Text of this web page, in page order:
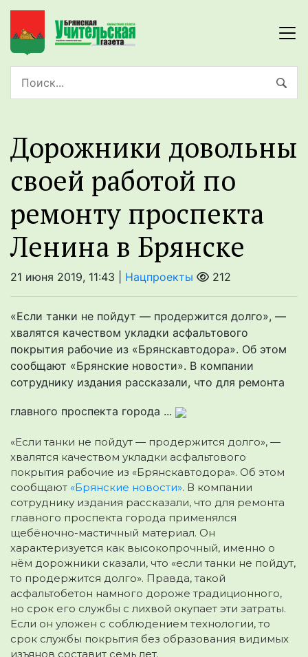
Дорожники довольны
своей работой по
ремонту проспекта
Ленина в Брянске
21 июня 2019, 11:43 | Нацпроекты 212
«Если танки не пойдут — продержится долго», —
хвалятся качеством укладки асфальтового
покрытия рабочие из «Брянскавтодора». Об этом
сообщают «Брянские новости». В компании
сотруднику издания рассказали, что для ремонта
главного проспекта города ...
«Если танки не пойдут — продержится долго», —
хвалятся качеством укладки асфальтового
покрытия рабочие из «Брянскавтодора». Об этом
сообщают «Брянские новости». В компании
сотруднику издания рассказали, что для ремонта
главного проспекта города применялся
щебёночно-мастичный материал. Он
характеризуется как высокопрочный, именно о
нём дорожники сказали, что «если танки не пойдут,
то продержится долго». Правда, такой
асфальтобетон намного дороже традиционного,
но срок его службы с лихвой окупает эти затраты.
Если он уложен с соблюдением технологии, то
срок службы покрытия без образования видимых
изъянов составит семь лет.